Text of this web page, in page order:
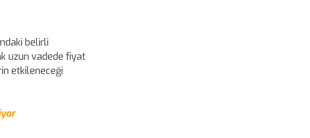
belirli
uzun vadede fiyat
etkileneceği